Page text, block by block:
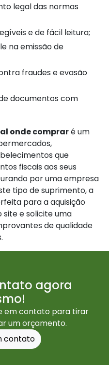
e de fácil leitura;
onde compraré um
que
fiscais aos seus
por uma empresa
tipo de suprimento, a
para a aquisição
site e solicite uma
de qualidade
agora
em contato para tirar
um orçamento.
contato